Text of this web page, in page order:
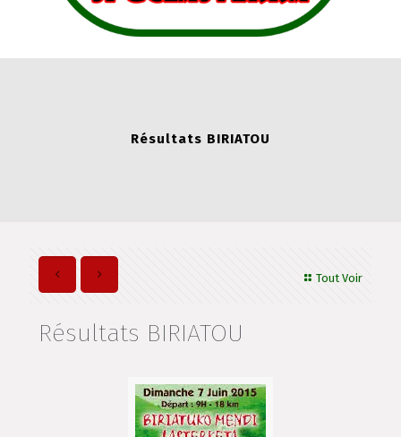
Résultats BIRIATOU
Tout Voir
Résultats BIRIATOU